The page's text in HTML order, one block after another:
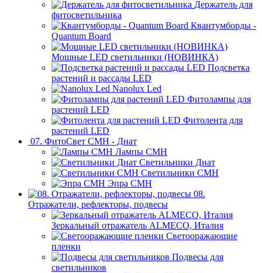
Держатель для
фитосветильника
Квантумборды -
Quantum Board
Мощные LED светильники (НОВИНКА)
Подсветка
растений и рассады LED
Nanolux Led
Фитолампы для
растений LED
Фитолента для
растений LED
07. ФитоСвет CMH - Днат
Лампы СМН
Светильники Днат
Светильники СМН
Эпра СМН
08.
Отражатели, рефлекторы, подвесы
Зеркальный отражатель ALMECO, Италия
Светооражающие
пленки
Подвесы для
светильников